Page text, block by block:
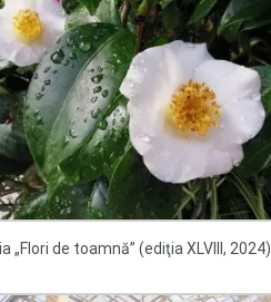
de toamnă” (ediţia XLVIII, 2024)